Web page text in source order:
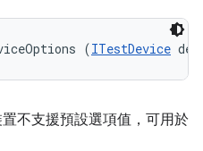
(ITestDevice
不支援預設選項值，可用於